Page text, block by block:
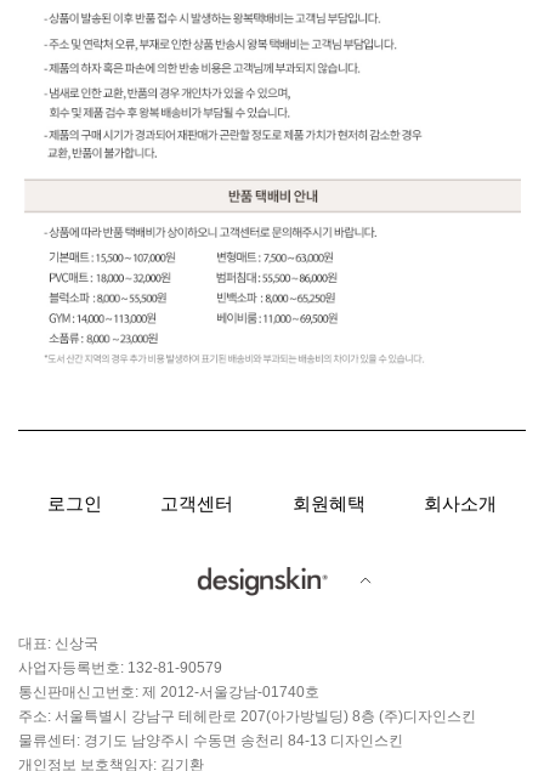
로그인 고객센터 회원혜택 회사소개
대표: 신상국
사업자등록번호: 132-81-90579
통신판매신고번호: 제 2012-서울강남-01740호
주소: 서울특별시 강남구 테헤란로 207(아가방빌딩) 8층 (주)디자인스킨
물류센터: 경기도 남양주시 수동면 송천리 84-13 디자인스킨
개인정보 보호책임자: 김기환